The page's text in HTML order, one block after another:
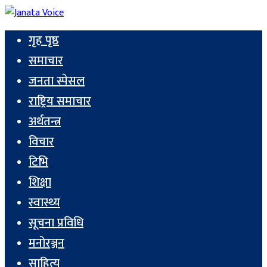
गृह पृष्ठ
समाचार
जनता स्पेसल
राष्ट्रिय समाचार
अर्थतन्त्र
विचार
टिभि
शिक्षा
स्वास्थ्य
सूचना प्रविधि
मनोरञ्जन